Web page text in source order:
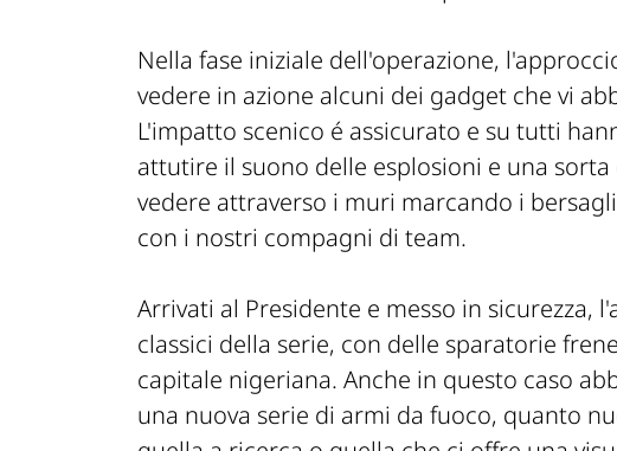
Nella fase iniziale dell'operazione,
vedere in azione alcuni dei gadget che vi
L'impatto scenico é assicurato e su tutti
attutire il suono delle esplosioni e una
vedere attraverso i muri marcando i
con i nostri compagni di team.
Arrivati al Presidente e messo in sicurezza,
classici della serie, con delle sparatorie
capitale nigeriana. Anche in questo caso
una nuova serie di armi da fuoco, quanto